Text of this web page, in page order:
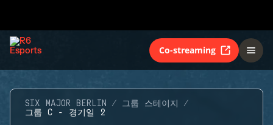
Co-streaming
SIX MAJOR BERLIN
그룹 스테이지
그룹 C - 경기일 2